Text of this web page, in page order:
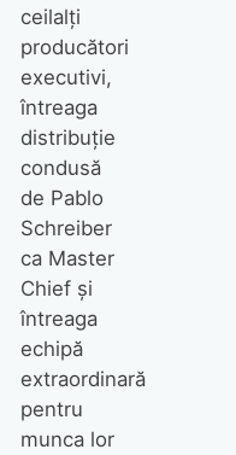
ceilalți
producători
executivi,
întreaga
distribuție
condusă
de Pablo
Schreiber
ca Master
Chief și
întreaga
echipă
extraordinară
pentru
munca lor